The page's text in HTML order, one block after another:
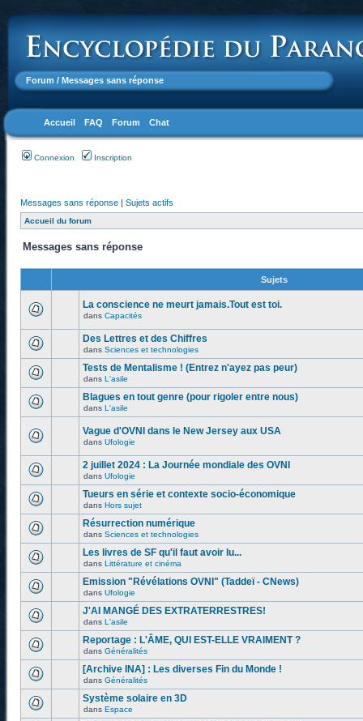
Forum / Messages sans réponse
Accueil FAQ Forum Chat
Connexion Inscription
Messages sans réponse | Sujets actifs
Accueil du forum
Messages sans réponse
Sujets
La conscience ne meurt jamais.Tout est toi.
dans Capacités
Des Lettres et des Chiffres
dans Sciences et technologies
Tests de Mentalisme ! (Entrez n'ayez pas peur)
dans L'asile
Blagues en tout genre (pour rigoler entre nous)
dans L'asile
Vague d'OVNI dans le New Jersey aux USA
dans Ufologie
2 juillet 2024 : La Journée mondiale des OVNI
dans Ufologie
Tueurs en série et contexte socio-économique
dans Hors sujet
Résurrection numérique
dans Sciences et technologies
Les livres de SF qu'il faut avoir lu...
dans Littérature et cinéma
Emission "Révélations OVNI" (Taddeï - CNews)
dans Ufologie
J'AI MANGÉ DES EXTRATERRESTRES!
dans L'asile
Reportage : L'ÂME, QUI EST-ELLE VRAIMENT ?
dans Généralités
[Archive INA] : Les diverses Fin du Monde !
dans Généralités
Système solaire en 3D
dans Espace